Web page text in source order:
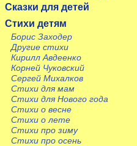
Сказки для детей
Стихи детям
Борис Заходер
Другие стихи
Кирилл Авдеенко
Корней Чуковский
Сергей Михалков
Стихи для мам
Стихи для Нового года
Стихи о весне
Стихи о лете
Стихи про зиму
Стихи про осень